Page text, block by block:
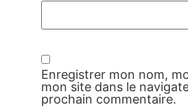
Enregistrer mon nom,
mon site dans le
prochain commentaire.